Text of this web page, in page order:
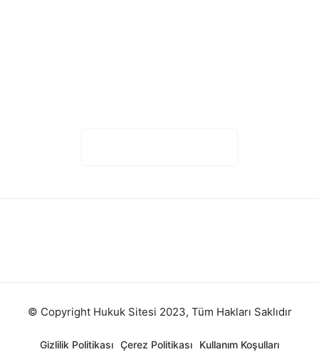
© Copyright Hukuk Sitesi 2023, Tüm Hakları Saklıdır
Gizlilik Politikası Çerez Politikası Kullanım Koşulları